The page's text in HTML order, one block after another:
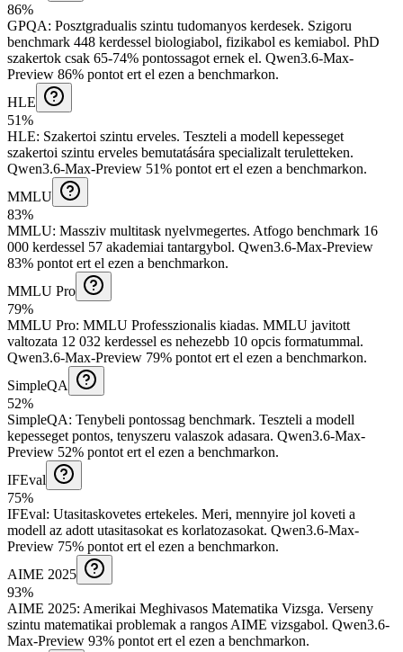
86%
GPQA: Posztgradualis szintu tudomanyos kerdesek. Szigoru
benchmark 448 kerdessel biologiabol, fizikabol es kemiabol. PhD
szakertok csak 65-74% pontossagot ernek el. Qwen3.6-Max-
Preview 86% pontot ert el ezen a benchmarkon.
HLE
51%
HLE: Szakertoi szintu erveles. Teszteli a modell kepesseget
szakertoi szintu erveles bemutatására specializalt teruletteken.
Qwen3.6-Max-Preview 51% pontot ert el ezen a benchmarkon.
MMLU
83%
MMLU: Massziv multitask nyelvmegertes. Atfogo benchmark 16
000 kerdessel 57 akademiai tantargybol. Qwen3.6-Max-Preview
83% pontot ert el ezen a benchmarkon.
MMLU Pro
79%
MMLU Pro: MMLU Professzionalis kiadas. MMLU javitott
valtozata 12 032 kerdessel es nehezebb 10 opcis formatummal.
Qwen3.6-Max-Preview 79% pontot ert el ezen a benchmarkon.
SimpleQA
52%
SimpleQA: Tenybeli pontossag benchmark. Teszteli a modell
kepesseget pontos, tenyszeru valaszok adasara. Qwen3.6-Max-
Preview 52% pontot ert el ezen a benchmarkon.
IFEval
75%
IFEval: Utasitaskovetes ertekeles. Meri, mennyire jol koveti a
modell az adott utasitasokat es korlatozasokat. Qwen3.6-Max-
Preview 75% pontot ert el ezen a benchmarkon.
AIME 2025
93%
AIME 2025: Amerikai Meghivasos Matematika Vizsga. Verseny
szintu matematikai problemak a rangos AIME vizsgabol. Qwen3.6-
Max-Preview 93% pontot ert el ezen a benchmarkon.